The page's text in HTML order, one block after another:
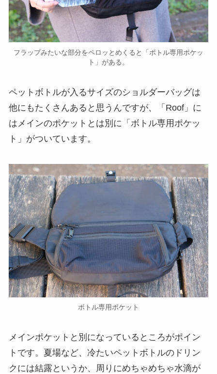
フラップみたいな部分をペロッとめくると「ボトル専用ポケッ
ト」がある。
ペットボトルが入るサイズのショルダーバッグは
他にもたくさんあると思うんですが、「Roof」に
はメインのポケットとは別に「ボトル専用ポケッ
ト」がついています。
ボトル専用ポケット
メインポケットと別になっているところがポイン
トです。夏場など、冷たいペットボトルのドリン
クには結露というか、周りにめちゃめちゃ水滴が